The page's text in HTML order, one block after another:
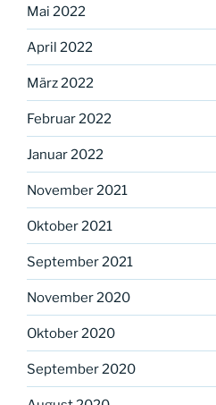
Mai 2022
April 2022
März 2022
Februar 2022
Januar 2022
November 2021
Oktober 2021
September 2021
November 2020
Oktober 2020
September 2020